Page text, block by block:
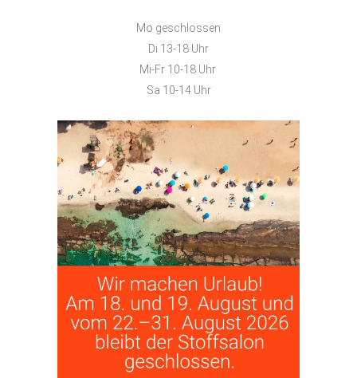
Mo geschlossen
Di 13-18 Uhr
Mi-Fr 10-18 Uhr
Sa 10-14 Uhr